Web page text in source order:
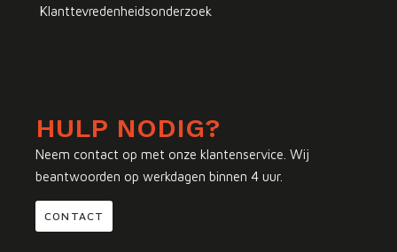
Klanttevredenheidsonderzoek
HULP NODIG?
Neem contact op met onze klantenservice. Wij
beantwoorden op werkdagen binnen 4 uur.
CONTACT